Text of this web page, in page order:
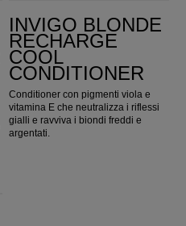
INVIGO BLONDE
RECHARGE
COOL
CONDITIONER
Conditioner con pigmenti viola e
vitamina E che neutralizza i riflessi
gialli e ravviva i biondi freddi e
argentati.